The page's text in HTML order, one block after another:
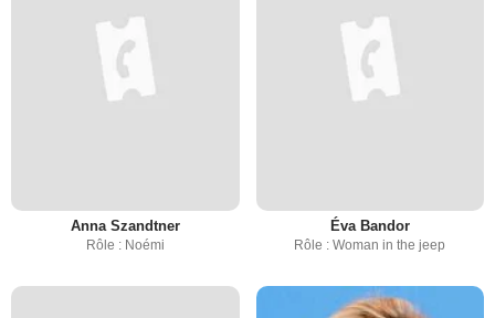
Anna Szandtner
Rôle : Noémi
Éva Bandor
Rôle : Woman in the jeep